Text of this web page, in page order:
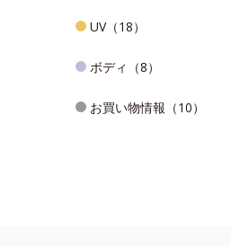
UV（18）
ボディ（8）
お買い物情報（10）